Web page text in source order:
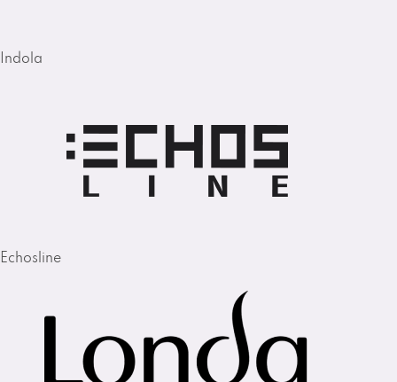
Indola
Echosline